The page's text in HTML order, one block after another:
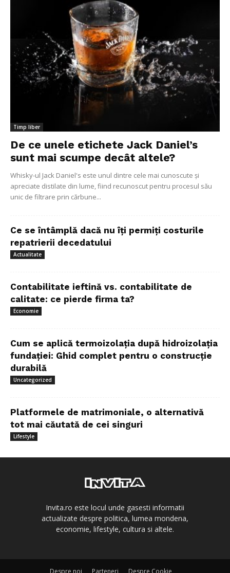
Timp liber
De ce unele etichete Jack Daniel’s
sunt mai scumpe decât altele?
Whisky-ul Jack Daniel's este unul dintre cele mai cunoscute și
apreciate distilate din lume, fiind recunoscut pentru procesul său
unic de filtrare prin cărbune...
Ce se întâmplă dacă nu îți permiți costurile
repatrierii decedatului
Actualitate
Contabilitate ieftină vs. contabilitate de
calitate: ce pierde firma ta?
Economie
Cum se aplică termoizolația după hidroizolația
fundației: Ghid complet pentru o construcție
durabilă
Uncategorized
Platformele de matrimoniale, o alternativă
tot mai căutată de cei singuri
Lifestyle
Invita.ro este locul unde gasesti informatii
actualizate despre politica, lumea mondena,
economie, lifestyle, cultura si altele.
Despre noi Parteneri Despre Cookie